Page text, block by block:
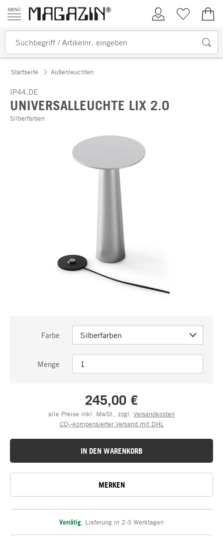
Zum Inhalt springen
Kundenkonto
Merkliste
Startseite Außenleuchten
IP44.DE
UNIVERSALLEUCHTE LIX 2.0
Silberfarben
Farbe
Menge
245,00 €
alle Preise inkl. MwSt., zzgl. Versandkosten
CO₂-kompensierter Versand mit DHL
IN DEN WARENKORB
MERKEN
Vorrätig Lieferung in 2-3 Werktagen